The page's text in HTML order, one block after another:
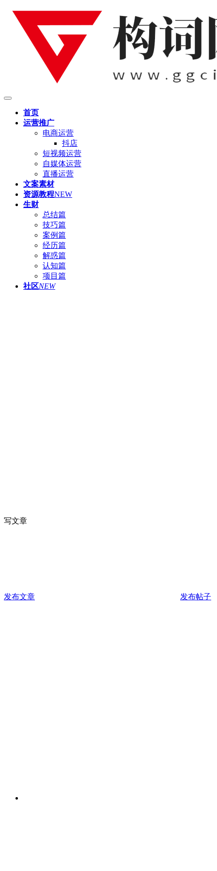
首页
运营推广
电商运营
抖店
短视频运营
自媒体运营
直播运营
文案素材
资源教程NEW
生财
总结篇
技巧篇
案例篇
经历篇
解惑篇
认知篇
项目篇
社区NEW
写文章
发布文章 发布帖子